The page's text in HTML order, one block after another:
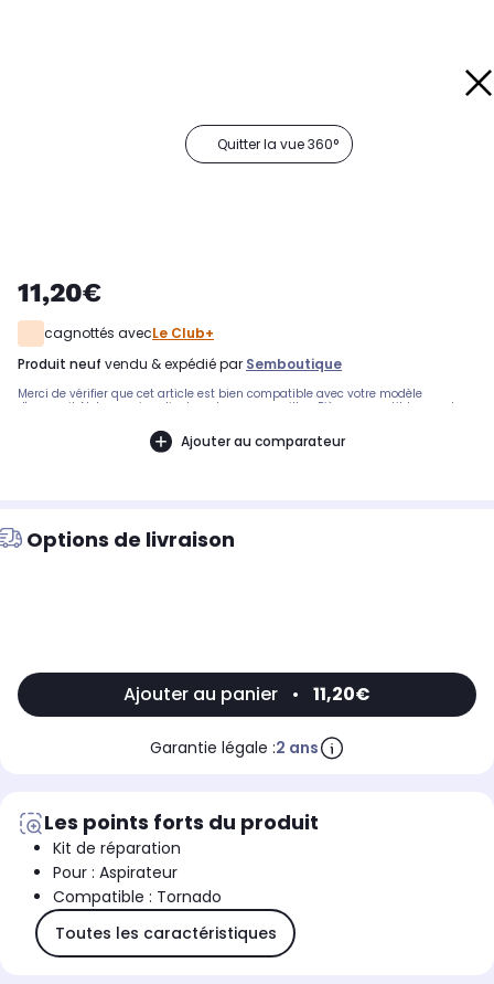
Quitter la vue 360°
11,20€
cagnottés avecLe Club+
produit neuf vendu & expédié par Semboutique
Merci de vérifier que cet article est bien compatible avec votre modèle
d'appareil. Notre service client peut vous conseiller. .Pièce compatible avec les
Ajouter au comparateur
Options de livraison
Ajouter au panier • 11,20€
Garantie légale :2 ans
Les points forts du produit
Kit de réparation
Pour : Aspirateur
Compatible : Tornado
Toutes les caractéristiques